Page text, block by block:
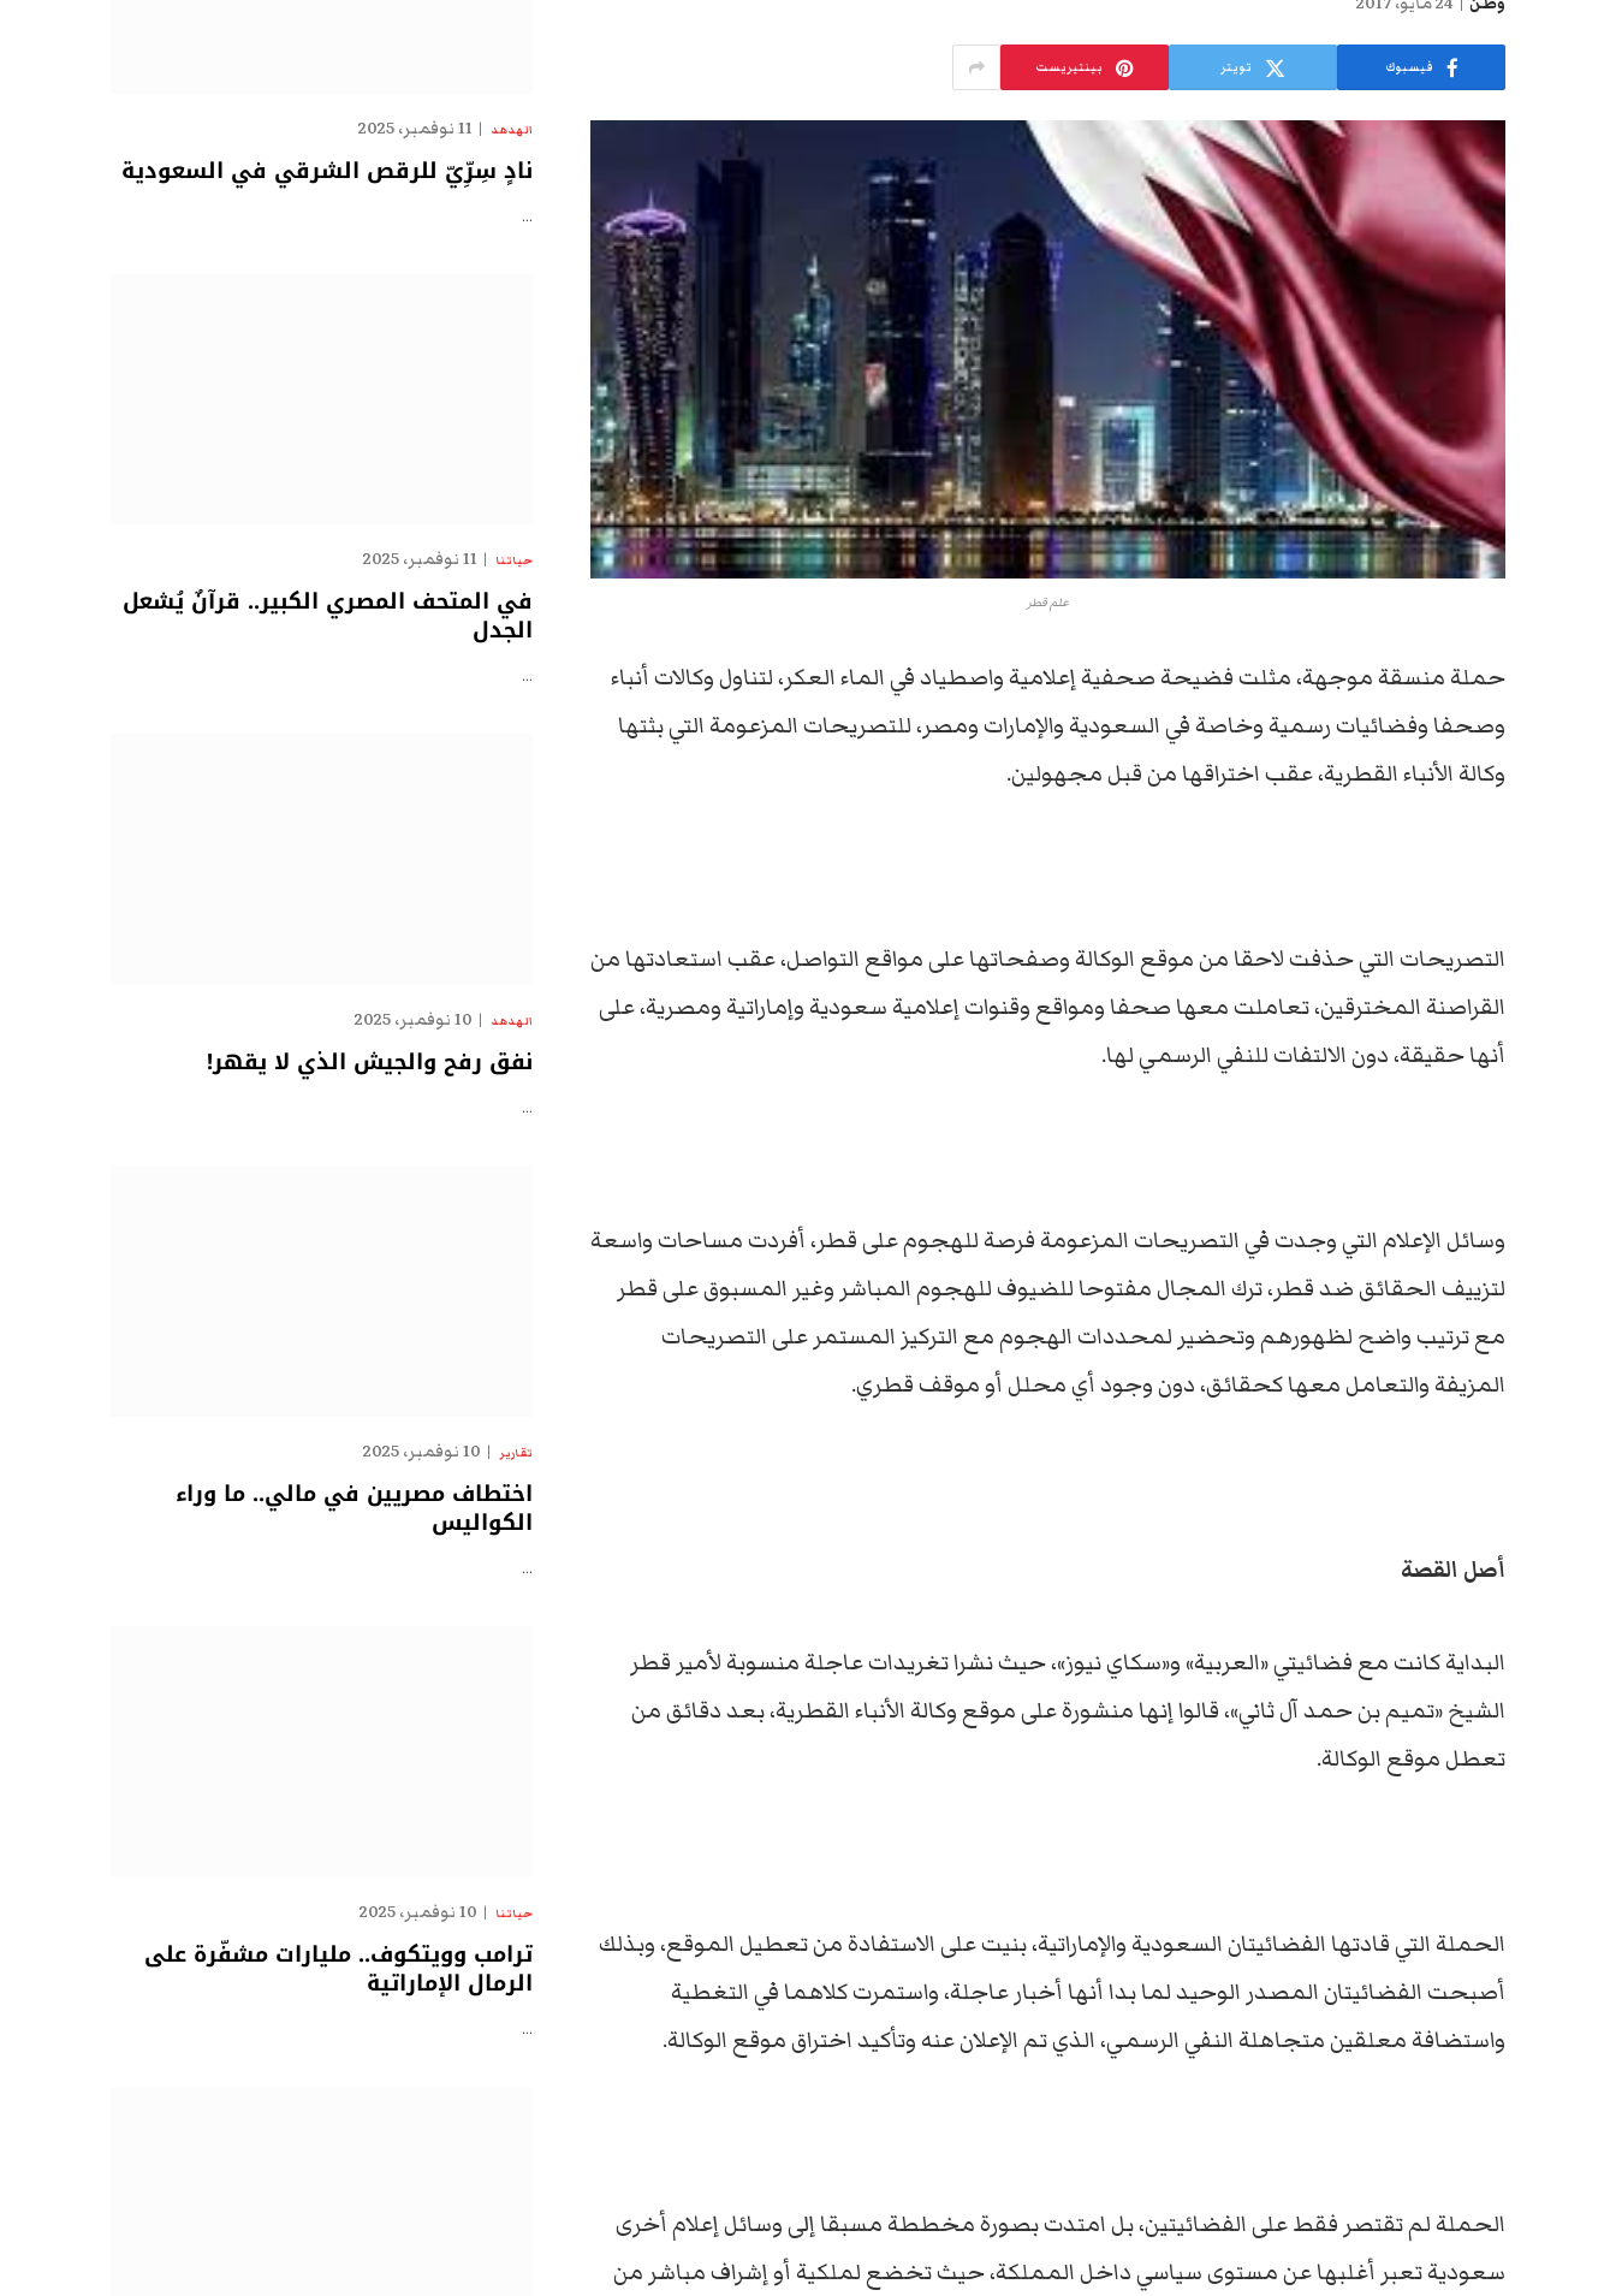
فيسبوك تويتر بينتيريست
علم قطر
حملة منسقة موجهة، مثلت فضيحة صحفية إعلامية واصطياد في الماء العكر، لتناول وكالات أنباء
وصحفا وفضائيات رسمية وخاصة في السعودية والإمارات ومصر، للتصريحات المزعومة التي بثتها
وكالة الأنباء القطرية، عقب اختراقها من قبل مجهولين.
التصريحات التي حذفت لاحقا من موقع الوكالة وصفحاتها على مواقع التواصل، عقب استعادتها من
القراصنة المخترقين، تعاملت معها صحفا ومواقع وقنوات إعلامية سعودية وإماراتية ومصرية، على
أنها حقيقة، دون الالتفات للنفي الرسمي لها.
وسائل الإعلام التي وجدت في التصريحات المزعومة فرصة للهجوم على قطر، أفردت مساحات واسعة
لتزييف الحقائق ضد قطر، ترك المجال مفتوحا للضيوف للهجوم المباشر وغير المسبوق على قطر
مع ترتيب واضح لظهورهم وتحضير لمحددات الهجوم مع التركيز المستمر على التصريحات
المزيفة والتعامل معها كحقائق، دون وجود أي محلل أو موقف قطري.
أصل القصة
البداية كانت مع فضائيتي «العربية» و«سكاي نيوز»، حيث نشرا تغريدات عاجلة منسوبة لأمير قطر
الشيخ «تميم بن حمد آل ثاني»، قالوا إنها منشورة على موقع وكالة الأنباء القطرية، بعد دقائق من
تعطل موقع الوكالة.
الحملة التي قادتها الفضائيتان السعودية والإماراتية، بنيت على الاستفادة من تعطيل الموقع، وبذلك
أصبحت الفضائيتان المصدر الوحيد لما بدا أنها أخبار عاجلة، واستمرت كلاهما في التغطية
واستضافة معلقين متجاهلة النفي الرسمي، الذي تم الإعلان عنه وتأكيد اختراق موقع الوكالة.
الحملة لم تقتصر فقط على الفضائيتين، بل امتدت بصورة مخططة مسبقا إلى وسائل إعلام أخرى
سعودية تعبر أغلبها عن مستوى سياسي داخل المملكة، حيث تخضع لملكية أو إشراف مباشر من
الهدهد 11 نوفمبر، 2025
نادٍ سِرِّيّ للرقص الشرقي في السعودية
…
حياتنا 11 نوفمبر، 2025
في المتحف المصري الكبير.. قرآنٌ يُشعل
الجدل
…
الهدهد 10 نوفمبر، 2025
نفق رفح والجيش الذي لا يقهر!
…
تقارير 10 نوفمبر، 2025
اختطاف مصريين في مالي.. ما وراء
الكواليس
…
حياتنا 10 نوفمبر، 2025
ترامب وويتكوف.. مليارات مشفّرة على
الرمال الإماراتية
…